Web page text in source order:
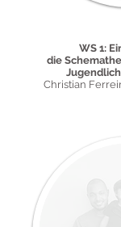
WS 1:
die
Christian